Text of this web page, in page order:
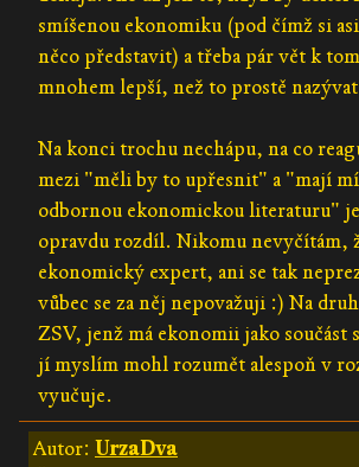
smíšenou ekonomiku (pod čímž si
něco představit) a třeba pár vět k
mnohem lepší, než to prostě
Na konci trochu nechápu, na co
mezi "měli by to upřesnit" a "mají
odbornou ekonomickou literaturu"
opravdu rozdíl. Nikomu nevyčítám,
ekonomický expert, ani se tak
vůbec se za něj nepovažuji :) Na
ZSV, jenž má ekonomii jako součást
jí myslím mohl rozumět alespoň v
vyučuje.
Autor: UrzaDva